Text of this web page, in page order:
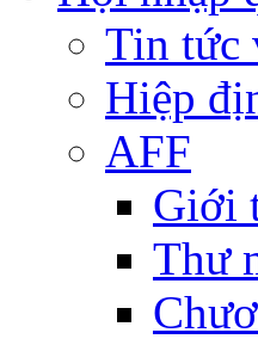
Tin tức
Hiệp
AFF
Giới
Thư